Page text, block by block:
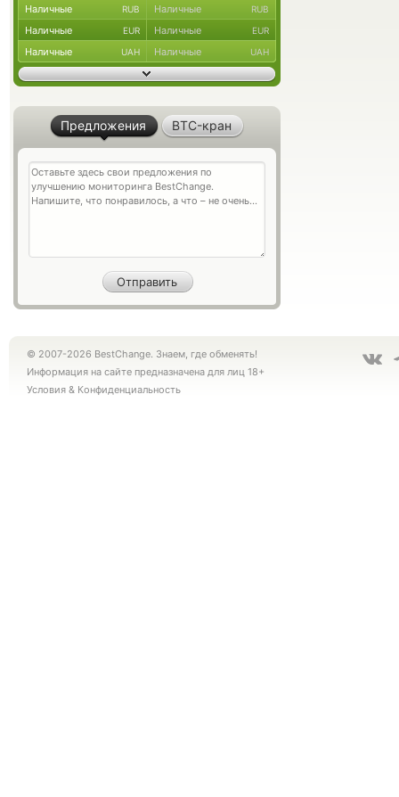
Наличные RUB Наличные RUB
Наличные EUR Наличные EUR
Наличные UAH Наличные UAH
Предложения BTC-кран
© 2007-2026 BestChange. Знаем, где обменять!
Информация на сайте предназначена для лиц 18+
Условия & Конфиденциальность